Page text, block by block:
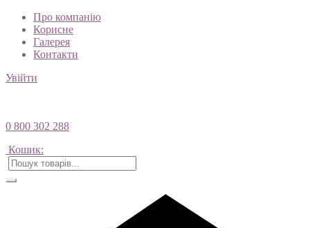
Про компанію
Корисне
Галерея
Контакти
Увійти
0 800 302 288
Кошик: